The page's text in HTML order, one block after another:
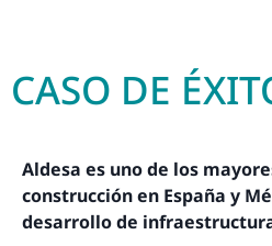
CASO DE
Aldesa es uno de los
construcción en España y
desarrollo de